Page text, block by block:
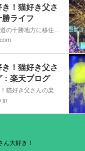
！猫好き父さ
勝ライフ
猫好き父さんが北海道の十勝地方に移住しました。なれない北海道の暮らしについてお伝えします。
！猫好き父さ
：楽天ブログ
「ディズニー大好き！猫好き父さんの楽天ブログ」にようこそ！ いろんなブログサービスが廃止になるなか満を持して楽天ブログをはじめようと思います。 よろしくお願いいたします。
ん大好き！